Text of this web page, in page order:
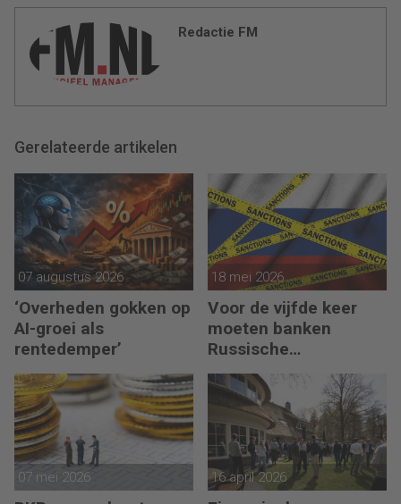
Redactie FM
Gerelateerde artikelen
07 augustus 2026
‘Overheden gokken op
AI-groei als
rentedemper’
18 mei 2026
Voor de vijfde keer
moeten banken
Russische
bankgegoeden
melden
07 mei 2026 16 april 2026